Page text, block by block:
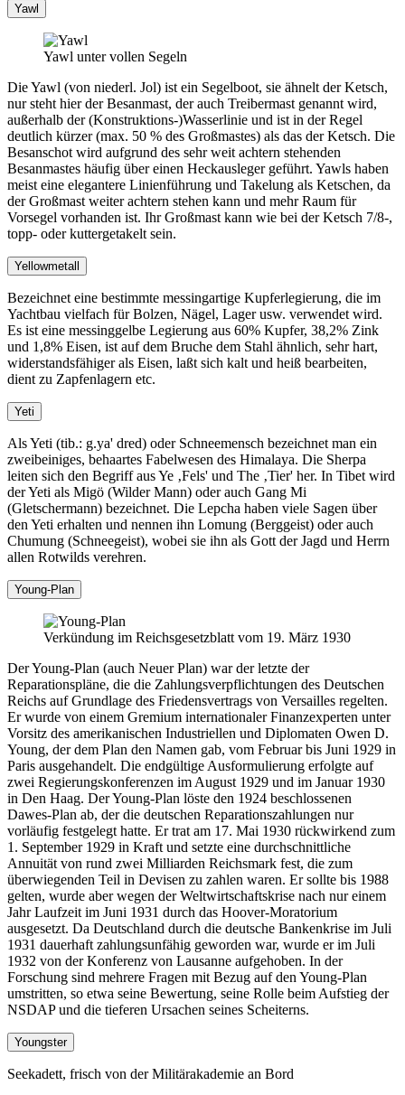
Yawl
Yawl unter vollen Segeln
Die Yawl (von niederl. Jol) ist ein Segelboot, sie ähnelt der Ketsch,
nur steht hier der Besanmast, der auch Treibermast genannt wird,
außerhalb der (Konstruktions-)Wasserlinie und ist in der Regel
deutlich kürzer (max. 50 % des Großmastes) als das der Ketsch. Die
Besanschot wird aufgrund des sehr weit achtern stehenden
Besanmastes häufig über einen Heckausleger geführt. Yawls haben
meist eine elegantere Linienführung und Takelung als Ketschen, da
der Großmast weiter achtern stehen kann und mehr Raum für
Vorsegel vorhanden ist. Ihr Großmast kann wie bei der Ketsch 7/8-,
topp- oder kuttergetakelt sein.
Yellowmetall
Bezeichnet eine bestimmte messingartige Kupferlegierung, die im
Yachtbau vielfach für Bolzen, Nägel, Lager usw. verwendet wird.
Es ist eine messinggelbe Legierung aus 60% Kupfer, 38,2% Zink
und 1,8% Eisen, ist auf dem Bruche dem Stahl ähnlich, sehr hart,
widerstandsfähiger als Eisen, laßt sich kalt und heiß bearbeiten,
dient zu Zapfenlagern etc.
Yeti
Als Yeti (tib.: g.ya' dred) oder Schneemensch bezeichnet man ein
zweibeiniges, behaartes Fabelwesen des Himalaya. Die Sherpa
leiten sich den Begriff aus Ye ‚Fels' und The ‚Tier' her. In Tibet wird
der Yeti als Migö (Wilder Mann) oder auch Gang Mi
(Gletschermann) bezeichnet. Die Lepcha haben viele Sagen über
den Yeti erhalten und nennen ihn Lomung (Berggeist) oder auch
Chumung (Schneegeist), wobei sie ihn als Gott der Jagd und Herrn
allen Rotwilds verehren.
Young-Plan
Verkündung im Reichsgesetzblatt vom 19. März 1930
Der Young-Plan (auch Neuer Plan) war der letzte der
Reparationspläne, die die Zahlungsverpflichtungen des Deutschen
Reichs auf Grundlage des Friedensvertrags von Versailles regelten.
Er wurde von einem Gremium internationaler Finanzexperten unter
Vorsitz des amerikanischen Industriellen und Diplomaten Owen D.
Young, der dem Plan den Namen gab, vom Februar bis Juni 1929 in
Paris ausgehandelt. Die endgültige Ausformulierung erfolgte auf
zwei Regierungskonferenzen im August 1929 und im Januar 1930
in Den Haag. Der Young-Plan löste den 1924 beschlossenen
Dawes-Plan ab, der die deutschen Reparationszahlungen nur
vorläufig festgelegt hatte. Er trat am 17. Mai 1930 rückwirkend zum
1. September 1929 in Kraft und setzte eine durchschnittliche
Annuität von rund zwei Milliarden Reichsmark fest, die zum
überwiegenden Teil in Devisen zu zahlen waren. Er sollte bis 1988
gelten, wurde aber wegen der Weltwirtschaftskrise nach nur einem
Jahr Laufzeit im Juni 1931 durch das Hoover-Moratorium
ausgesetzt. Da Deutschland durch die deutsche Bankenkrise im Juli
1931 dauerhaft zahlungsunfähig geworden war, wurde er im Juli
1932 von der Konferenz von Lausanne aufgehoben. In der
Forschung sind mehrere Fragen mit Bezug auf den Young-Plan
umstritten, so etwa seine Bewertung, seine Rolle beim Aufstieg der
NSDAP und die tieferen Ursachen seines Scheiterns.
Youngster
Seekadett, frisch von der Militärakademie an Bord